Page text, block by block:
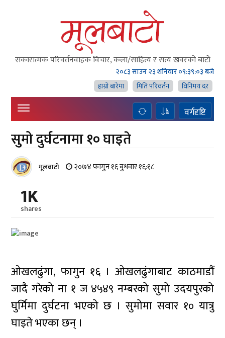
सकारात्मक परिवर्तनवाहक विचार, कला/साहित्य र सत्य खवरको बाटाे
२०८३ साउन २३ शनिवार०९:३९:०४ बजे
हाम्राे बारेमा
मिति परिवर्तन विनिमय दर
वर्गदृष्टि
सुमो दुर्घटनामा १० घाइते
मूलबाटाे २०७४ फागुन १६ बुधवार १६:१८
1K
shares
ओखलढुंगा, फागुन १६ । ओखलढुंगाबाट काठमाडौं
जादै गरेको ना १ ज ४५४९ नम्बरको सुमो उदयपुरको
घुर्मिमा दुर्घटना भएको छ । सुमोमा सवार १० यात्रु
घाइते भएका छन् ।